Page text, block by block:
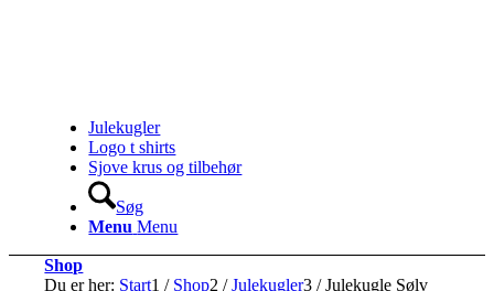
Julekugler
Logo t shirts
Sjove krus og tilbehør
Søg
Menu Menu
Shop
Du er her: Start1 / Shop2 / Julekugler3 / Julekugle Sølv